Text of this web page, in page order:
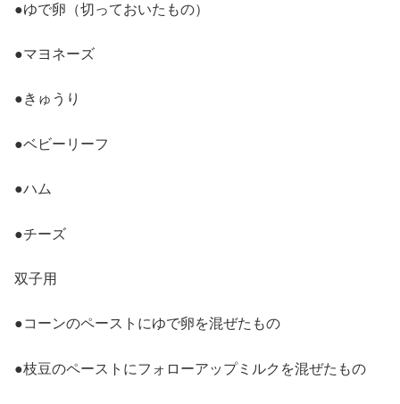
●ゆで卵（切っておいたもの）
●マヨネーズ
●きゅうり
●ベビーリーフ
●ハム
●チーズ
双子用
●コーンのペーストにゆで卵を混ぜたもの
●枝豆のペーストにフォローアップミルクを混ぜたもの